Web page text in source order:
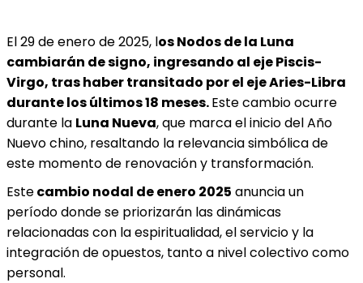
El 29 de enero de 2025, los Nodos de la Luna
cambiarán de signo, ingresando al eje Piscis-
Virgo, tras haber transitado por el eje Aries-Libra
durante los últimos 18 meses.Este cambio ocurre
durante la Luna Nueva, que marca el inicio del Año
Nuevo chino, resaltando la relevancia simbólica de
este momento de renovación y transformación.
Estecambio nodal de enero 2025 anuncia un
período donde se priorizarán las dinámicas
relacionadas con la espiritualidad, el servicio y la
integración de opuestos, tanto a nivel colectivo como
personal.